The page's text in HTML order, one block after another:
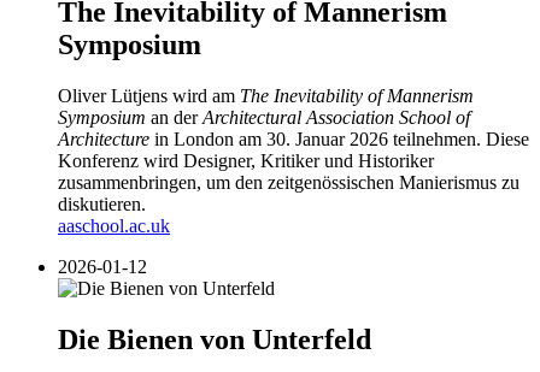
The Inevitability of Mannerism
Symposium
Oliver Lütjens wird am The Inevitability of Mannerism
Symposium an derArchitectural Association School of
Architecture in London am 30. Januar 2026 teilnehmen. Diese
Konferenz wird Designer, Kritiker und Historiker
zusammenbringen, um den zeitgenössischen Manierismus zu
diskutieren.
aaschool.ac.uk
2026-01-12
Die Bienen von Unterfeld